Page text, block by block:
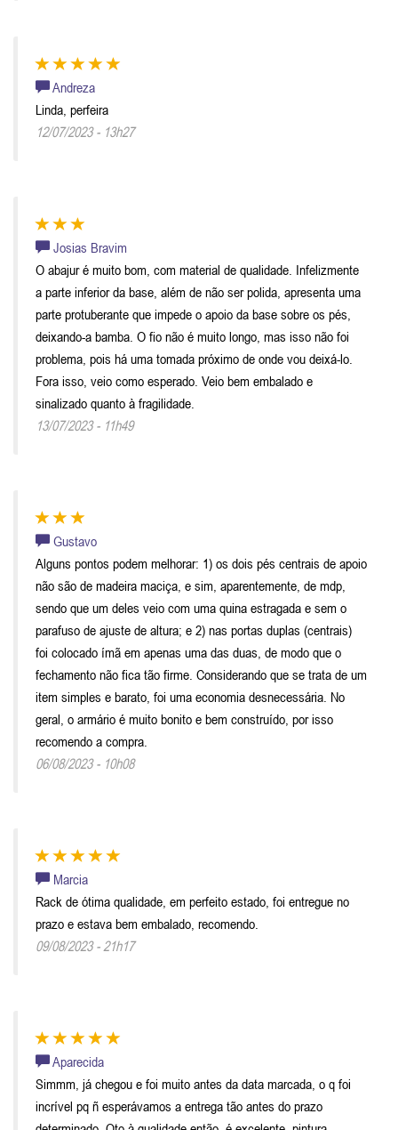
Andreza
Linda, perfeira
12/07/2023 - 13h27
Josias Bravim
O abajur é muito bom, com material de qualidade. Infelizmente
a parte inferior da base, além de não ser polida, apresenta uma
parte protuberante que impede o apoio da base sobre os pés,
deixando-a bamba. O fio não é muito longo, mas isso não foi
problema, pois há uma tomada próximo de onde vou deixá-lo.
Fora isso, veio como esperado. Veio bem embalado e
sinalizado quanto à fragilidade.
13/07/2023 - 11h49
Gustavo
Alguns pontos podem melhorar: 1) os dois pés centrais de apoio
não são de madeira maciça, e sim, aparentemente, de mdp,
sendo que um deles veio com uma quina estragada e sem o
parafuso de ajuste de altura; e 2) nas portas duplas (centrais)
foi colocado ímã em apenas uma das duas, de modo que o
fechamento não fica tão firme. Considerando que se trata de um
item simples e barato, foi uma economia desnecessária. No
geral, o armário é muito bonito e bem construído, por isso
recomendo a compra.
06/08/2023 - 10h08
Marcia
Rack de ótima qualidade, em perfeito estado, foi entregue no
prazo e estava bem embalado, recomendo.
09/08/2023 - 21h17
Aparecida
Simmm, já chegou e foi muito antes da data marcada, o q foi
incrível pq ñ esperávamos a entrega tão antes do prazo